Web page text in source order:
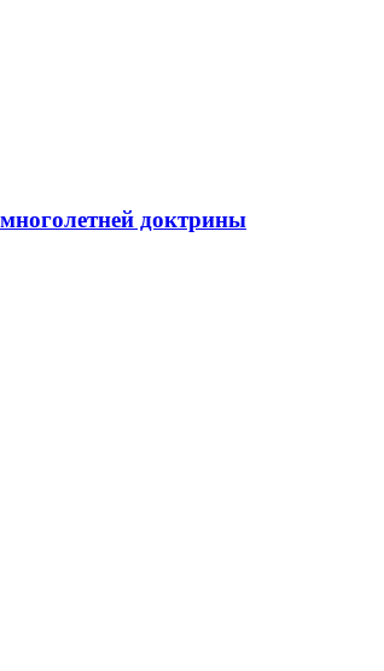
доктрины